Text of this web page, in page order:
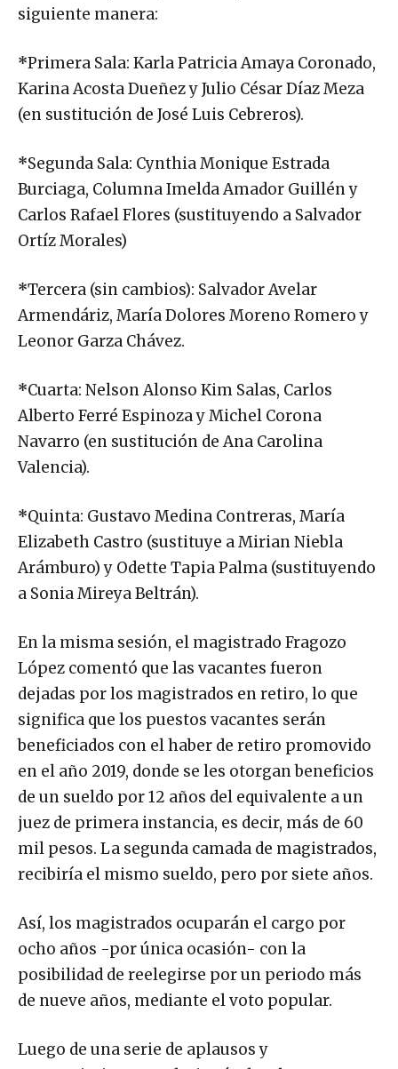
siguiente manera:
*Primera Sala: Karla Patricia Amaya Coronado,
Karina Acosta Dueñez y Julio César Díaz Meza
(en sustitución de José Luis Cebreros).
*Segunda Sala: Cynthia Monique Estrada
Burciaga, Columna Imelda Amador Guillén y
Carlos Rafael Flores (sustituyendo a Salvador
Ortíz Morales)
*Tercera (sin cambios): Salvador Avelar
Armendáriz, María Dolores Moreno Romero y
Leonor Garza Chávez.
*Cuarta: Nelson Alonso Kim Salas, Carlos
Alberto Ferré Espinoza y Michel Corona
Navarro (en sustitución de Ana Carolina
Valencia).
*Quinta: Gustavo Medina Contreras, María
Elizabeth Castro (sustituye a Mirian Niebla
Arámburo) y Odette Tapia Palma (sustituyendo
a Sonia Mireya Beltrán).
En la misma sesión, el magistrado Fragozo
López comentó que las vacantes fueron
dejadas por los magistrados en retiro, lo que
significa que los puestos vacantes serán
beneficiados con el haber de retiro promovido
en el año 2019, donde se les otorgan beneficios
de un sueldo por 12 años del equivalente a un
juez de primera instancia, es decir, más de 60
mil pesos. La segunda camada de magistrados,
recibiría el mismo sueldo, pero por siete años.
Así, los magistrados ocuparán el cargo por
ocho años -por única ocasión- con la
posibilidad de reelegirse por un periodo más
de nueve años, mediante el voto popular.
Luego de una serie de aplausos y